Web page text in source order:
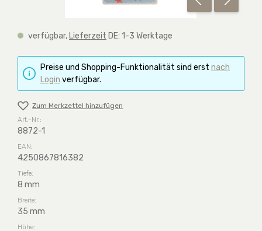
verfügbar, Lieferzeit DE: 1-3 Werktage
Preise und Shopping-Funktionalität sind erst nach
Login verfügbar.
Zum Merkzettel hinzufügen
Art.-Nr.:
8872-1
EAN:
4250867816382
Tiefe:
8 mm
Breite:
35 mm
Höhe: